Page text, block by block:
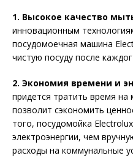
1. Высокое качество
инновационным
посудомоечная машина
чистую посуду после
2. Экономия времени и
придется тратить время
позволит сэкономить
того, посудомойка
электроэнергии, чем
расходы на коммунальные